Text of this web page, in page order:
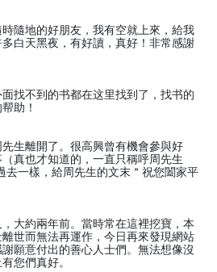
隨地的好朋友，我有空就上來，給我
白天黑夜，有好讀，真好！非常感謝
找不到的书都在这里找到了，找书的
助！
生離開了。很高興曾有機會參與好
真也才知道的，一直只稱呼周先生
去一樣，給周先生的文末＂祝您闔家平
大約兩年前。當時常在這裡挖寶，本
世而無法再運作，今日再來發現網站
願意付出的善心人士們。無法想像沒
您們真好。